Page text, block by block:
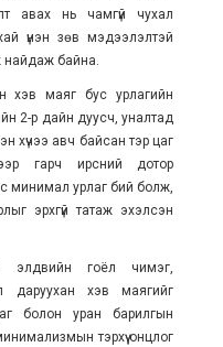
авах нь чамгүй чухал
үнэн зөв мэдээлэлтэй
найдаж байна.
хэв маяг бус урлагийн
2-р дайн дуусч, уналтад
хүчээ авч байсан тэр цаг
гарч ирсний дотор
минимал урлаг бий болж,
эрхгүй татаж эхэлсэн
элдвийн гоёл чимэг,
даруухан хэв маягийг
болон уран барилгын
тэрхүү онцлог